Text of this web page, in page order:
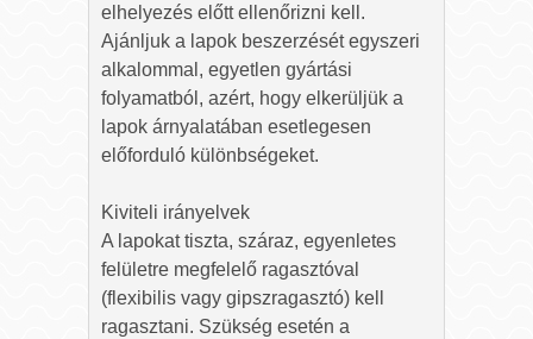
elhelyezés előtt ellenőrizni kell.
Ajánljuk a lapok beszerzését egyszeri
alkalommal, egyetlen gyártási
folyamatból, azért, hogy elkerüljük a
lapok árnyalatában esetlegesen
előforduló különbségeket.
Kiviteli irányelvek
A lapokat tiszta, száraz, egyenletes
felületre megfelelő ragasztóval
(flexibilis vagy gipszragasztó) kell
ragasztani. Szükség esetén a